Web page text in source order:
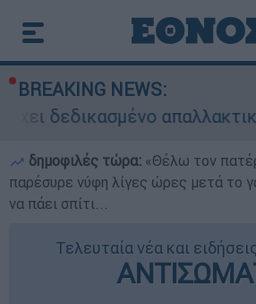
BREAKING NEWS:
απαλλακτικό για
δημοφιλές τώρα: «Θέλω τον
παρέσυρε νύφη λίγες ώρες μετά το
να πάει σπίτι...
Τελευταία νέα και